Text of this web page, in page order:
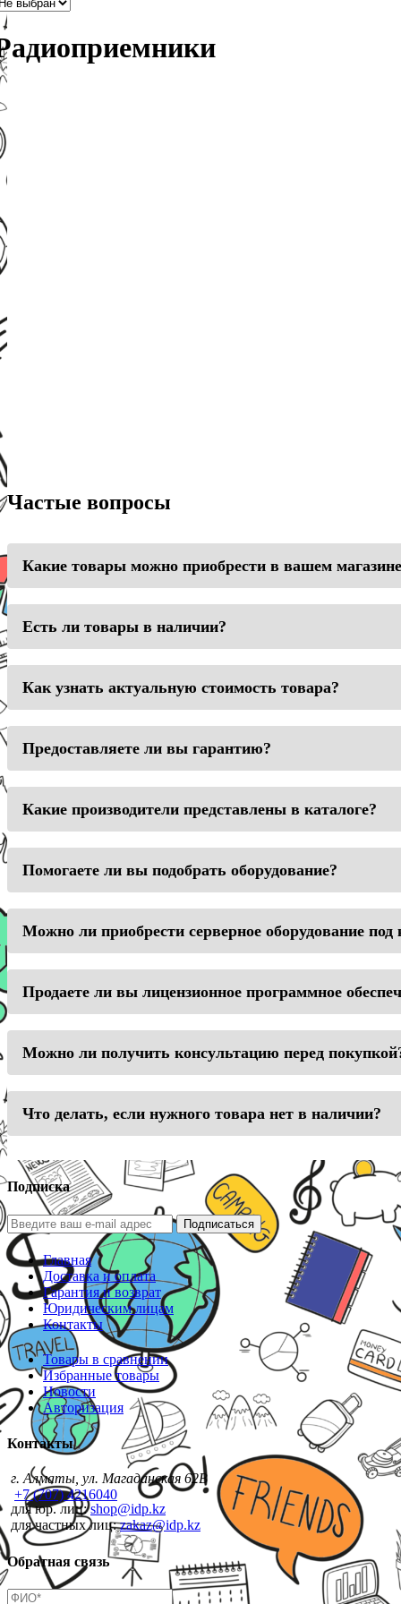
Частые вопросы
Какие товары можно приобрести в вашем
Есть ли товары в наличии?
Как узнать актуальную стоимость товара?
Предоставляете ли вы гарантию?
Какие производители представлены в каталоге?
Помогаете ли вы подобрать оборудование?
Можно ли приобрести серверное оборудование
Продаете ли вы лицензионное программное
Можно ли получить консультацию перед
Что делать, если нужного товара нет в наличии?
Подписка
Подписаться
Главная
Доставка и оплата
Гарантия и возврат
Юридическим лицам
Контакты
Товары в сравнении
Избранные товары
Новости
Авторизация
Контакты
г. Алматы, ул. Магаданская 62В
+7 (707) 4216040
для юр. лиц:shop@idp.kz
для частных лиц:zakaz@idp.kz
Обратная связь